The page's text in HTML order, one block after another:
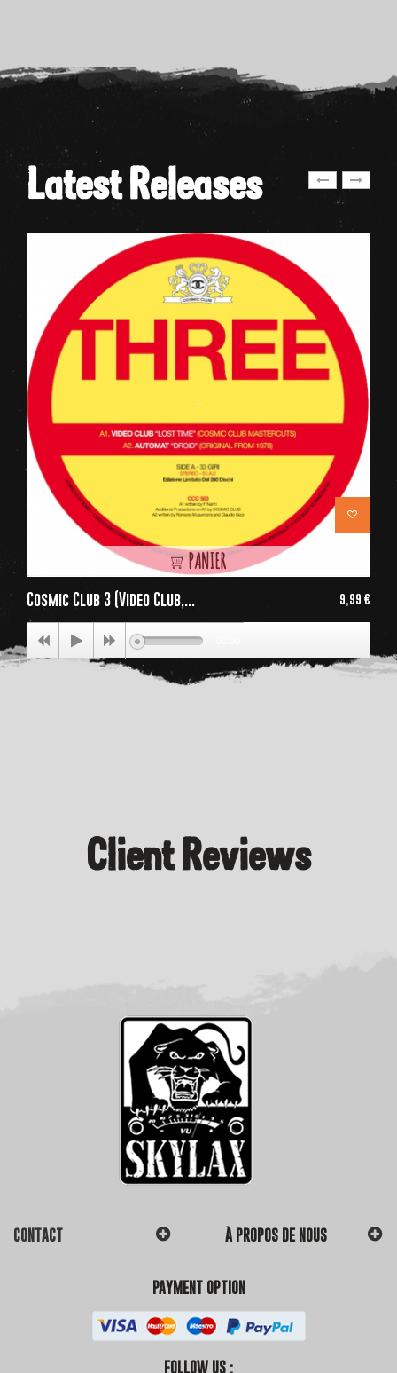
Latest Releases
PANIER
Cosmic Club 3 (Video Club,... 9,99 €
Client Reviews
CONTACT À PROPOS DE NOUS
PAYMENT OPTION
FOLLOW US :